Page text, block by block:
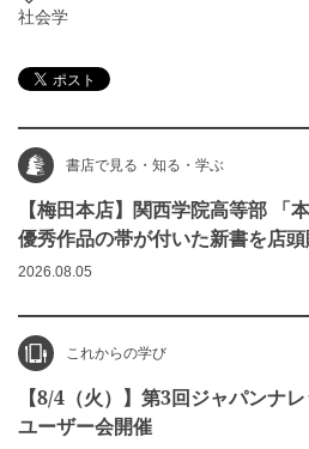
社会学
書店で見る・知る・学ぶ
【梅田本店】関西学院高等部 「
優秀作品の帯が付いた新書を店
2026.08.05
これからの学び
【8/4（火）】第3回ジャパンナ
ユーザー会開催